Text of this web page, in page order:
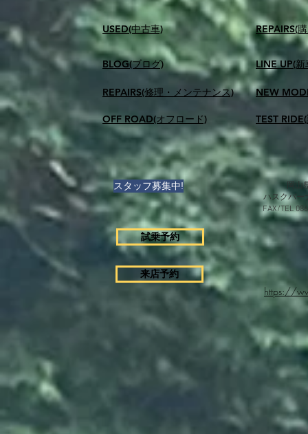
USED(中古車)
BLOG(ブログ)
REPAIRS(修理・メンテナンス)
OFF ROAD(オフロード)
​REPAIRS(
LINE UP(新
NEW
TEST
スタッフ募集中!
試乗予約
来店予約
岡
ハスクバー
FAX/TEL
https://